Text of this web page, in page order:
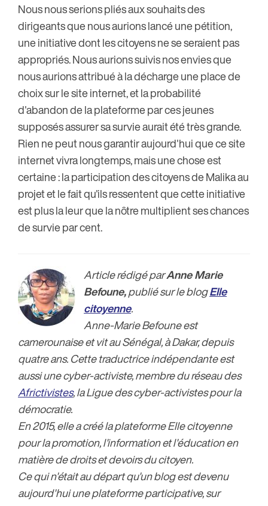
Nous nous serions pliés aux souhaits des
dirigeants que nous aurions lancé une pétition,
une initiative dont les citoyens ne se seraient pas
appropriés. Nous aurions suivis nos envies que
nous aurions attribué à la décharge une place de
choix sur le site internet, et la probabilité
d'abandon de la plateforme par ces jeunes
supposés assurer sa survie aurait été très grande.
Rien ne peut nous garantir aujourd'hui que ce site
internet vivra longtemps, mais une chose est
certaine : la participation des citoyens de Malika au
projet et le fait qu'ils ressentent que cette initiative
est plus la leur que la nôtre multiplient ses chances
de survie par cent.
Article rédigé parAnne Marie
Befoune,publié sur le blogElle
citoyenne.
Anne-Marie Befoune est
camerounaise et vit au Sénégal, à Dakar, depuis
quatre ans. Cette traductrice indépendante est
aussi une cyber-activiste, membre du réseau des
Africtivistes, la Ligue des cyber-activistes pour la
démocratie.
En 2015, elle a créé la plateforme Elle citoyenne
pour la promotion, l'information et l'éducation en
matière de droits et devoirs du citoyen.
Ce qui n'était au départ qu'un blog est devenu
aujourd'hui une plateforme participative, sur